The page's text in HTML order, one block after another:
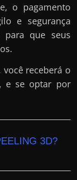
o pagamento
e segurança
para que seus
receberá o
e se optar por
3D?